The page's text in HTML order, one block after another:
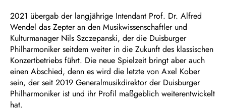
2021 übergab der langjährige Intendant Prof. Dr. Alfred
Wendel das Zepter an den Musikwissenschaftler und
Kulturmanager Nils Szczepanski, der die Duisburger
Philharmoniker seitdem weiter in die Zukunft des klassischen
Konzertbetriebs führt. Die neue Spielzeit bringt aber auch
einen Abschied, denn es wird die letzte von Axel Kober
sein, der seit 2019 Generalmusikdirektor der Duisburger
Philharmoniker ist und ihr Profil maßgeblich weiterentwickelt
hat.